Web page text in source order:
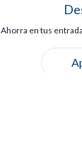
Ahorra en tus